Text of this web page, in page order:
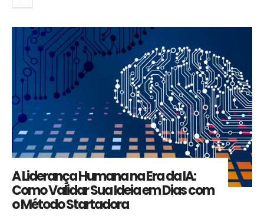
A Liderança Humana na Era da IA:
Como Validar Sua Ideia em Dias com
o Método Startadora